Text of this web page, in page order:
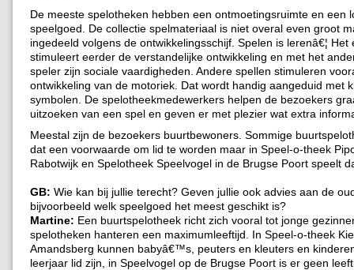
De meeste spelotheken hebben een ontmoetingsruimte en een
speelgoed. De collectie spelmateriaal is niet overal even groot
ingedeeld volgens de ontwikkelingsschijf. Spelen is lerenâ€¦ Het
stimuleert eerder de verstandelijke ontwikkeling en met het
speler zijn sociale vaardigheden. Andere spellen stimuleren
ontwikkeling van de motoriek. Dat wordt handig aangeduid met
symbolen. De spelotheekmedewerkers helpen de bezoekers
uitzoeken van een spel en geven er met plezier wat extra
Meestal zijn de bezoekers buurtbewoners. Sommige
dat een voorwaarde om lid te worden maar in Speel-o-theek
Rabotwijk en Spelotheek Speelvogel in de Brugse Poort speelt
GB: Wie kan bij jullie terecht? Geven jullie ook advies aan de
bijvoorbeeld welk speelgoed het meest geschikt is?
Martine: Een buurtspelotheek richt zich vooral tot jonge
spelotheken hanteren een maximumleeftijd. In Speel-o-theek
Amandsberg kunnen babyâ€™s, peuters en kleuters en
leerjaar lid zijn, in Speelvogel op de Brugse Poort is er geen